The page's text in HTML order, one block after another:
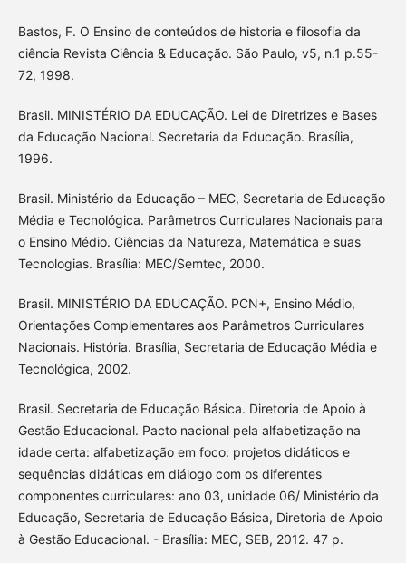
Bastos, F. O Ensino de conteúdos de historia e filosofia da
ciência Revista Ciência & Educação. São Paulo, v5, n.1 p.55-
72, 1998.
Brasil. MINISTÉRIO DA EDUCAÇÃO. Lei de Diretrizes e Bases
da Educação Nacional. Secretaria da Educação. Brasília,
1996.
Brasil. Ministério da Educação – MEC, Secretaria de Educação
Média e Tecnológica. Parâmetros Curriculares Nacionais para
o Ensino Médio. Ciências da Natureza, Matemática e suas
Tecnologias. Brasília: MEC/Semtec, 2000.
Brasil. MINISTÉRIO DA EDUCAÇÃO. PCN+, Ensino Médio,
Orientações Complementares aos Parâmetros Curriculares
Nacionais. História. Brasília, Secretaria de Educação Média e
Tecnológica, 2002.
Brasil. Secretaria de Educação Básica. Diretoria de Apoio à
Gestão Educacional. Pacto nacional pela alfabetização na
idade certa: alfabetização em foco: projetos didáticos e
sequências didáticas em diálogo com os diferentes
componentes curriculares: ano 03, unidade 06/ Ministério da
Educação, Secretaria de Educação Básica, Diretoria de Apoio
à Gestão Educacional. - Brasília: MEC, SEB, 2012. 47 p.